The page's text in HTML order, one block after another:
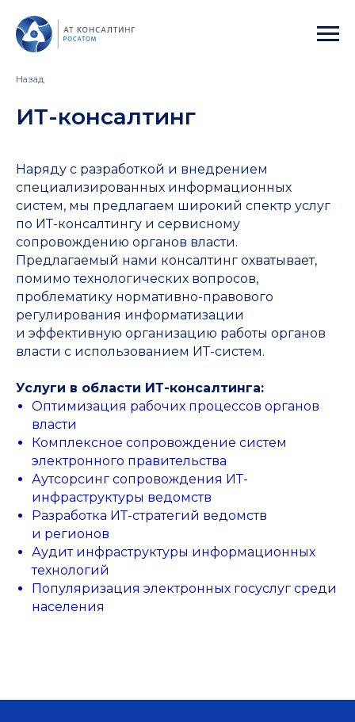
Назад
ИТ-консалтинг
Наряду с разработкой и внедрением
специализированных информационных
систем, мы предлагаем широкий спектр услуг
по ИТ-консалтингу и сервисному
сопровождению органов власти.
Предлагаемый нами консалтинг охватывает,
помимо технологических вопросов,
проблематику нормативно-правового
регулирования информатизации
и эффективную организацию работы органов
власти с использованием ИТ-систем.
Услуги в области ИТ-консалтинга:
Оптимизация рабочих процессов органов
власти
Комплексное сопровождение систем
электронного правительства
Аутсорсинг сопровождения ИТ-
инфраструктуры ведомств
Разработка ИТ-стратегий ведомств
и регионов
Аудит инфраструктуры информационных
технологий
Популяризация электронных госуслуг среди
населения